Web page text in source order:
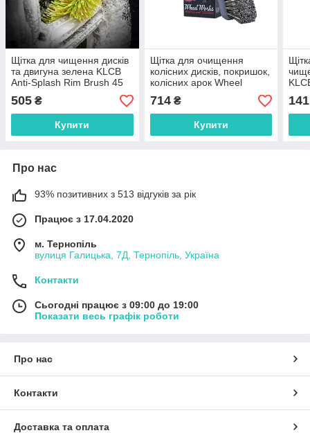
Щітка для чищення дисків
та двигуна зелена KLCB
Anti-Splash Rim Brush 45
см
505 ₴
Купити
Щітка для очищення
колісних дисків, покришок,
колісних арок Wheel
Works Medium Duty Wheel
& Body Brush
714₴
Купити
141
Про нас
93% позитивних з 513 відгуків за рік
Працює з 17.04.2020
м. Тернопіль
вулиця Галицька, 7Д, Тернопіль, Україна
Контакти
Сьогодні працює з 09:00 до 19:00
Показати весь графік роботи
Про нас
Контакти
Доставка та оплата